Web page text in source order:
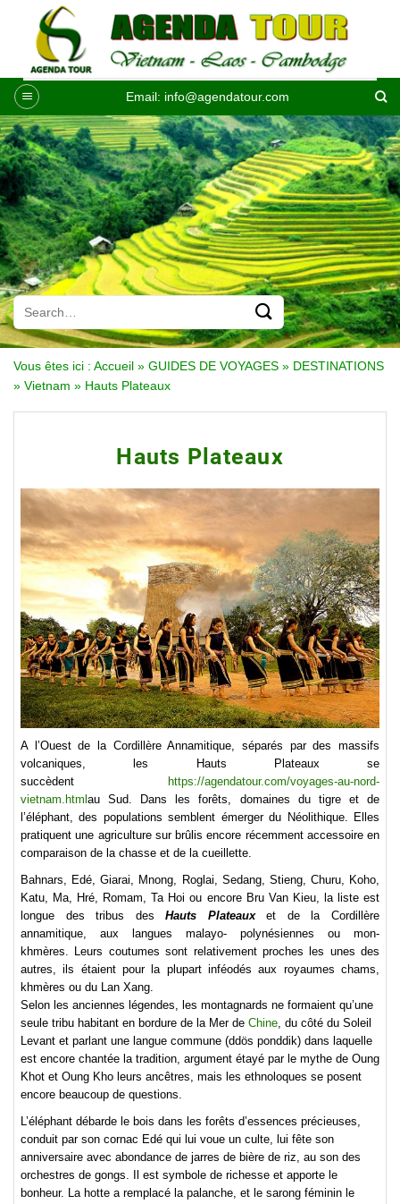
contenu
Email: info@agendatour.com
Vous êtes ici : Accueil » GUIDES DE VOYAGES » DESTINATIONS
» Vietnam » Hauts Plateaux
Hauts Plateaux
A l’Ouest de la Cordillère Annamitique, séparés par des massifs
volcaniques, les Hauts Plateaux se
succèdent
https://agendatour.com/voyages-au-nord-
vietnam.html au Sud. Dans les forêts, domaines du tigre et de
l’éléphant, des populations semblent émerger du Néolithique. Elles
pratiquent une agriculture sur brûlis encore récemment accessoire en
comparaison de la chasse et de la cueillette.
Bahnars, Edé, Giarai, Mnong, Roglai, Sedang, Stieng, Churu, Koho,
Katu, Ma, Hré, Romam, Ta Hoi ou encore Bru Van Kieu, la liste est
longue des tribus des Hauts Plateauxet de la Cordillère
annamitique, aux langues malayo- polynésiennes ou mon-
khmères. Leurs coutumes sont relativement proches les unes des
autres, ils étaient pour la plupart inféodés aux royaumes chams,
khmères ou du Lan Xang.
Selon les anciennes légendes, les montagnards ne formaient qu’une
seule tribu habitant en bordure de la Mer de Chine, du côté du Soleil
Levant et parlant une langue commune (ddös ponddik) dans laquelle
est encore chantée la tradition, argument étayé par le mythe de Oung
Khot et Oung Kho leurs ancêtres, mais les ethnoloques se posent
encore beaucoup de questions.
L’éléphant débarde le bois dans les forêts d’essences précieuses,
conduit par son cornac Edé qui lui voue un culte, lui fête son
anniversaire avec abondance de jarres de bière de riz, au son des
orchestres de gongs.
Il est symbole de richesse et apporte le
bonheur. La hotte a remplacé la palanche, et le sarong féminin le